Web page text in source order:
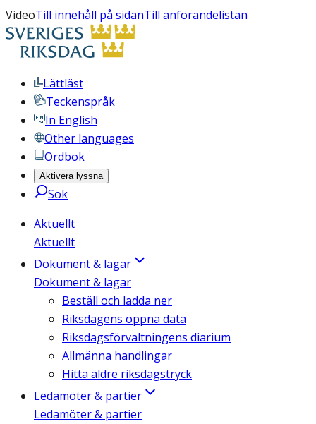
VideoTill innehåll på sidanTill anförandelistan
Lättläst
Teckenspråk
In English
Other languages
Ordbok
Aktivera lyssna
Sök
Aktuellt
Aktuellt
Dokument & lagar
Dokument & lagar
Beställ och ladda ner
Riksdagens öppna data
Riksdagsförvaltningens diarium
Allmänna handlingar
Hitta äldre riksdagstryck
Ledamöter & partier
Ledamöter & partier